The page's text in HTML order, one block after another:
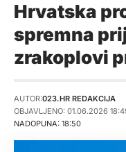
Hrvatska
spremna
zrakoplovi
NADOPUNA: 18:50
AUTOR:023.HR REDAKCIJA
OBJAVLJENO: 01.06.2026